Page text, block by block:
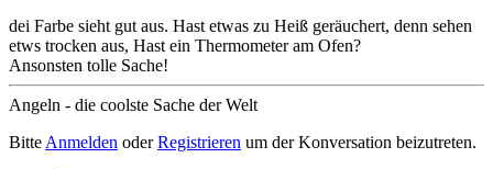
dei Farbe sieht gut aus. Hast etwas zu Heiß geräuchert, denn sehen
etws trocken aus, Hast ein Thermometer am Ofen?
Ansonsten tolle Sache!
Angeln - die coolste Sache der Welt
Bitte Anmelden oderRegistrieren um der Konversation beizutreten.